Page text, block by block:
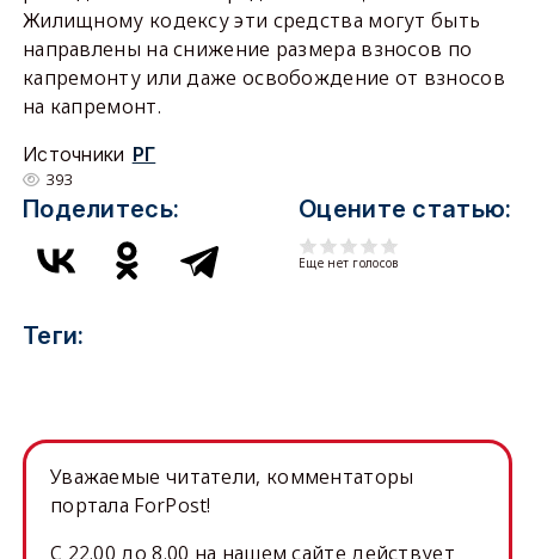
Жилищному кодексу эти средства могут быть
направлены на снижение размера взносов по
капремонту или даже освобождение от взносов
на капремонт.
Источники РГ
393
Поделитесь: Оцените статью:
Еще нет голосов
Теги:
Уважаемые читатели, комментаторы
портала ForPost!
C 22.00 до 8.00 на нашем сайте действует